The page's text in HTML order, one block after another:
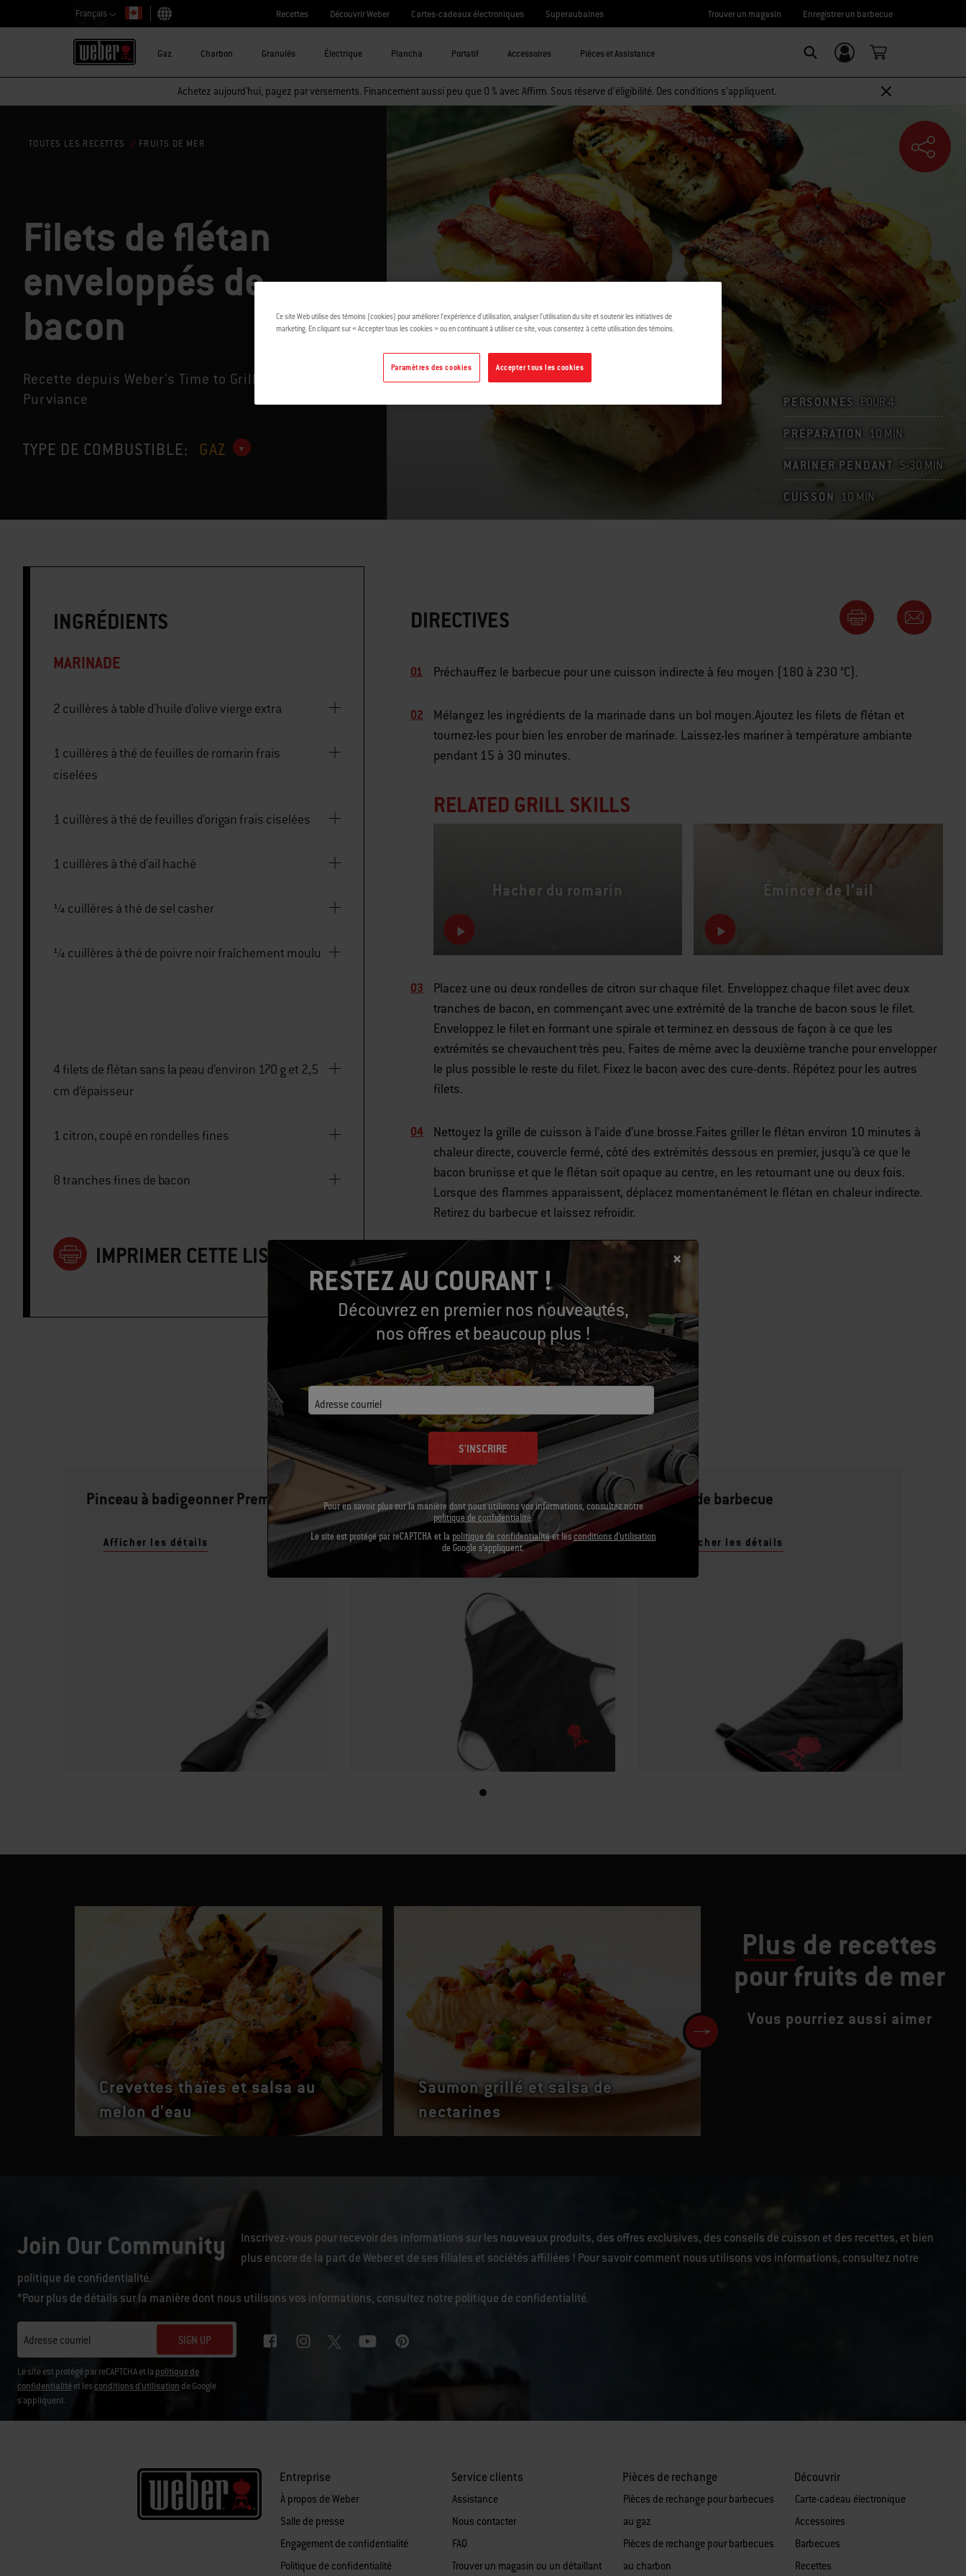
Français
Choisir un pays
Recettes Découvrir Weber Cartes-cadeaux électroniques Superaubaines Trouver un magasin Enregistrer un barbecue
Gaz Charbon Granulés Électrique Plancha Portatif Accessoires Pièces et Assistance
Connexion/
Inscription
Achetez aujourd'hui, payez par versements. Financement aussi peu que 0 % avec Affirm. Sous réserve d’éligibilité. Des conditions s’appliquent.
TOUTES LES RECETTES FRUITS DE MER
Filets de flétan
enveloppés de
bacon
Recette depuis Weber's Time to Grill
Purviance
TYPE DE COMBUSTIBLE: GAZ
PERSONNES POUR 4
PRÉPARATION 10 MIN
MARINER PENDANT 5-30 MIN
CUISSON 10 MIN
INGRÉDIENTS
MARINADE
2 cuillères à table d'huile d’olive vierge extra
1 cuillères à thé de feuilles de romarin frais
ciselées
1 cuillères à thé de feuilles d’origan frais ciselées
1 cuillères à thé d'ail haché
¼ cuillères à thé de sel casher
¼ cuillères à thé de poivre noir fraîchement moulu
4 filets de flétan sans la peau d’environ 170 g et 2,5
cm d’épaisseur
1 citron, coupé en rondelles fines
8 tranches fines de bacon
IMPRIMER CETTE LISTE
DIRECTIVES
Préchauffez le barbecue pour une cuisson indirecte à feu moyen (180 à 230 °C).
Mélangez les ingrédients de la marinade dans un bol moyen.Ajoutez les filets de flétan et
tournez-les pour bien les enrober de marinade. Laissez-les mariner à température ambiante
pendant 15 à 30 minutes.
RELATED GRILL SKILLS
Hacher du romarin Émincer de l’ail
Placez une ou deux rondelles de citron sur chaque filet. Enveloppez chaque filet avec deux
tranches de bacon, en commençant avec une extrémité de la tranche de bacon sous le filet.
Enveloppez le filet en formant une spirale et terminez en dessous de façon à ce que les
extrémités se chevauchent très peu. Faites de même avec la deuxième tranche pour envelopper
le plus possible le reste du filet. Fixez le bacon avec des cure-dents. Répétez pour les autres
filets.
Nettoyez la grille de cuisson à l’aide d’une brosse.Faites griller le flétan environ 10 minutes à
chaleur directe, couvercle fermé, côté des extrémités dessous en premier, jusqu’à ce que le
bacon brunisse et que le flétan soit opaque au centre, en les retournant une ou deux fois.
Lorsque des flammes apparaissent, déplacez momentanément le flétan en chaleur indirecte.
Retirez du barbecue et laissez refroidir.
Équipons-nous
Outils conseillés
Pinceau à badigeonner Premium
Afficher les détails
Tablier - Noir
Afficher les détails
Gant de barbecue
Afficher les détails
Plus de recettes
pour fruits de mer
Vous pourriez aussi aimer
Crevettes thaïes et salsa au
melon d'eau
Saumon grillé et salsa de
nectarines
Join Our Community
Inscrivez-vous pour recevoir des informations sur les nouveaux produits, des offres exclusives, des conseils de cuisson et des recettes, et bien
plus encore de la part de Weber et de ses filiales et sociétés affiliées ! Pour savoir comment nous utilisons vos informations, consultez notre
politique de confidentialité.
*Pour plus de détails sur la manière dont nous utilisons vos informations, consultez notre politique de confidentialité.
Adresse courriel SIGN UP
Le site est protégé par reCAPTCHA et la politique de
confidentialitéet les conditions d'utilisation de Google
s'appliquent.
Entreprise
À propos de Weber
Salle de presse
Engagement de confidentialité
Politique de confidentialité
Service clients
Assistance
Nous contacter
FAQ
Trouver un magasin ou un détaillant
Pièces de rechange
Pièces de rechange pour barbecues
au gaz
Pièces de rechange pour barbecues
au charbon
Découvrir
Carte-cadeau électronique
Accessoires
Barbecues
Recettes
RESTEZ AU COURANT !
Découvrez en premier nos nouveautés,
nos offres et beaucoup plus !
Adresse courriel
S'INSCRIRE
Pour en savoir plus sur la manière dont nous utilisons vos informations, consultez notre
politique de confidentialité.
Le site est protégé par reCAPTCHA et la politique de confidentialitéet les conditions d'utilisation
de Google s'appliquent.
Ce site Web utilise des témoins (cookies) pour améliorer l’expérience d’utilisation, analyser l’utilisation du site et soutenir les initiatives de
marketing. En cliquant sur « Accepter tous les cookies » ou en continuant à utiliser ce site, vous consentez à cette utilisation des témoins.
Accepter tous les cookies
Paramètres des cookies